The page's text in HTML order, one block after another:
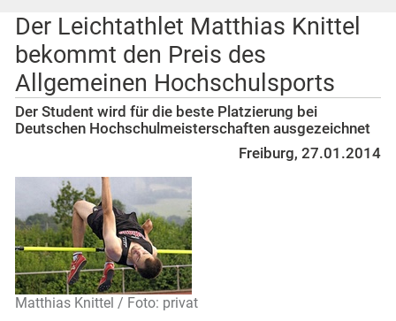
Der Leichtathlet Matthias Knittel
bekommt den Preis des
Allgemeinen Hochschulsports
Der Student wird für die beste Platzierung bei
Deutschen Hochschulmeisterschaften ausgezeichnet
Freiburg, 27.01.2014
Matthias Knittel / Foto: privat